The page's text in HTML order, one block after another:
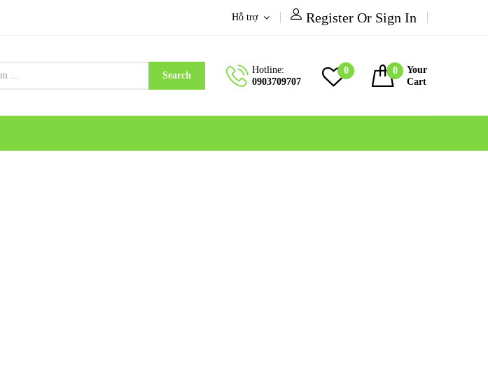
Hỗ trợ Register Or Sign In
Search
Hotline:
0903709707
0 0
Your
Cart